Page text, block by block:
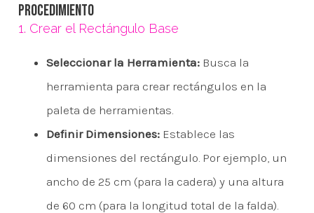
Procedimiento
1. Crear el Rectángulo Base
Seleccionar la Herramienta:Busca la
herramienta para crear rectángulos en la
paleta de herramientas.
Definir Dimensiones:Establece las
dimensiones del rectángulo. Por ejemplo, un
ancho de 25 cm (para la cadera) y una altura
de 60 cm (para la longitud total de la falda).